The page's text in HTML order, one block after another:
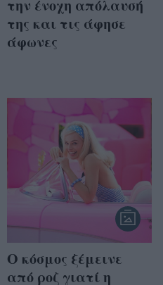
την ένοχη απόλαυσή
της και τις άφησε
άφωνες
Ο κόσμος ξέμεινε
από ροζ γιατί η